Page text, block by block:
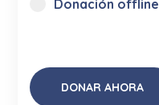
Donación offline